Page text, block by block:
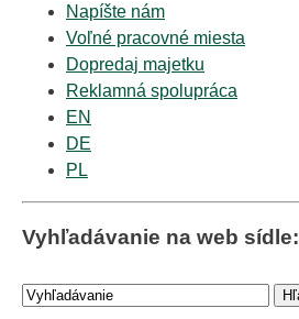
Napíšte nám
Voľné pracovné miesta
Dopredaj majetku
Reklamná spolupráca
EN
DE
PL
Vyhľadávanie na web sídle: